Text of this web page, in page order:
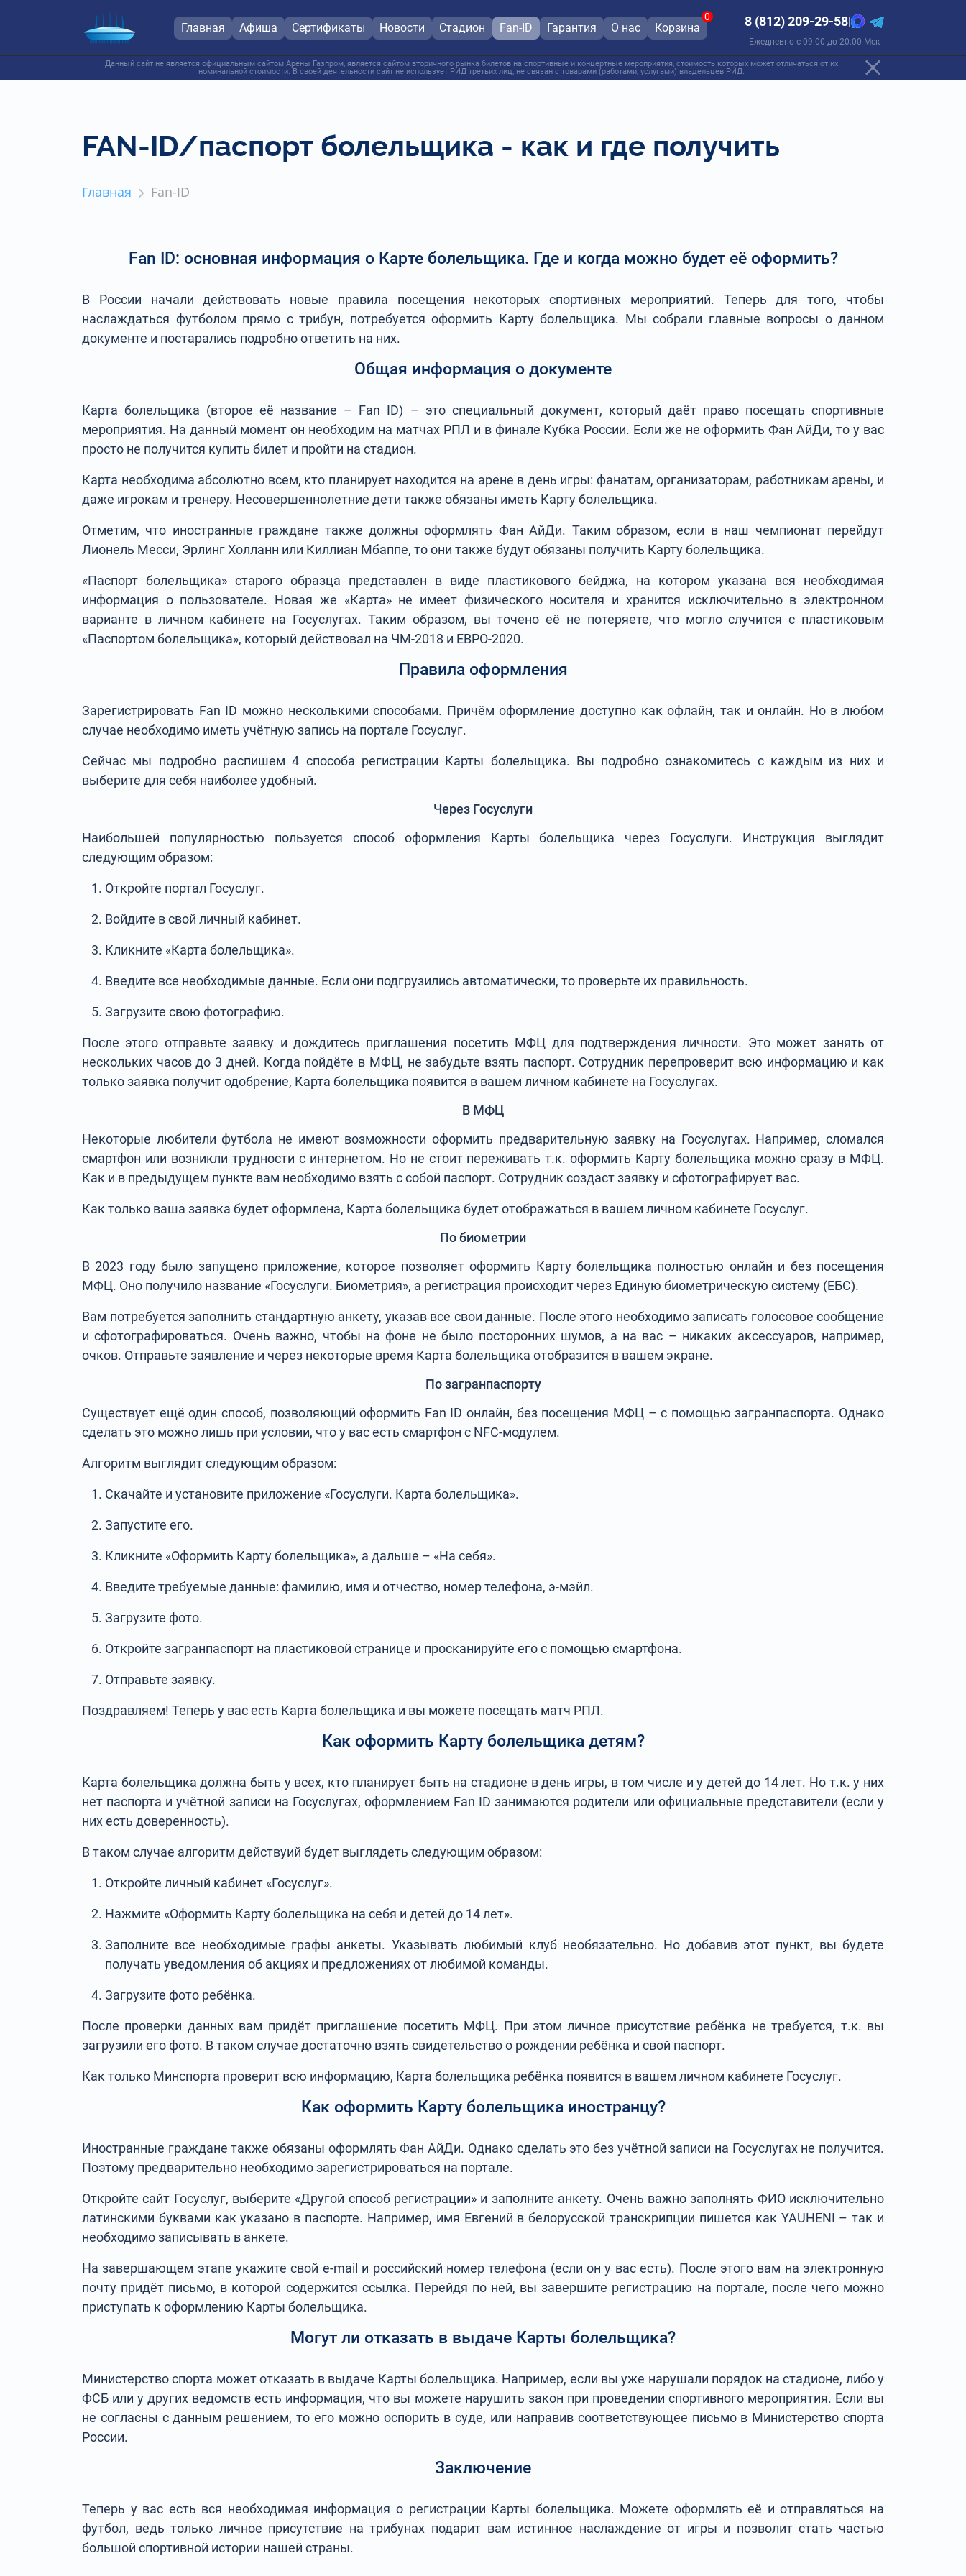
Главная Афиша Сертификаты Новости Стадион Fan-ID Гарантия О нас Корзина
0 8 (812) 209-29-58|
Ежедневно с 09:00 до 20:00 Мск
Данный сайт не является официальным сайтом Арены Газпром, является сайтом вторичного рынка билетов на спортивные и концертные мероприятия, стоимость которых может отличаться от их
номинальной стоимости. В своей деятельности сайт не использует РИД третьих лиц, не связан с товарами (работами, услугами) владельцев РИД.
FAN-ID/паспорт болельщика - как и где получить
Главная Fan-ID
Fan ID: основная информация о Карте болельщика. Где и когда можно будет её оформить?
В России начали действовать новые правила посещения некоторых спортивных мероприятий. Теперь для того, чтобы
наслаждаться футболом прямо с трибун, потребуется оформить Карту болельщика. Мы собрали главные вопросы о данном
документе и постарались подробно ответить на них.
Общая информация о документе
Карта болельщика (второе её название – Fan ID) – это специальный документ, который даёт право посещать спортивные
мероприятия. На данный момент он необходим на матчах РПЛ и в финале Кубка России. Если же не оформить Фан АйДи, то у вас
просто не получится купить билет и пройти на стадион.
Карта необходима абсолютно всем, кто планирует находится на арене в день игры: фанатам, организаторам, работникам арены, и
даже игрокам и тренеру. Несовершеннолетние дети также обязаны иметь Карту болельщика.
Отметим, что иностранные граждане также должны оформлять Фан АйДи. Таким образом, если в наш чемпионат перейдут
Лионель Месси, Эрлинг Холланн или Киллиан Мбаппе, то они также будут обязаны получить Карту болельщика.
«Паспорт болельщика» старого образца представлен в виде пластикового бейджа, на котором указана вся необходимая
информация о пользователе. Новая же «Карта» не имеет физического носителя и хранится исключительно в электронном
варианте в личном кабинете на Госуслугах. Таким образом, вы точено её не потеряете, что могло случится с пластиковым
«Паспортом болельщика», который действовал на ЧМ-2018 и ЕВРО-2020.
Правила оформления
Зарегистрировать Fan ID можно несколькими способами. Причём оформление доступно как офлайн, так и онлайн. Но в любом
случае необходимо иметь учётную запись на портале Госуслуг.
Сейчас мы подробно распишем 4 способа регистрации Карты болельщика. Вы подробно ознакомитесь с каждым из них и
выберите для себя наиболее удобный.
Через Госуслуги
Наибольшей популярностью пользуется способ оформления Карты болельщика через Госуслуги. Инструкция выглядит
следующим образом:
Откройте портал Госуслуг.
Войдите в свой личный кабинет.
Кликните «Карта болельщика».
Введите все необходимые данные. Если они подгрузились автоматически, то проверьте их правильность.
Загрузите свою фотографию.
После этого отправьте заявку и дождитесь приглашения посетить МФЦ для подтверждения личности. Это может занять от
нескольких часов до 3 дней. Когда пойдёте в МФЦ, не забудьте взять паспорт. Сотрудник перепроверит всю информацию и как
только заявка получит одобрение, Карта болельщика появится в вашем личном кабинете на Госуслугах.
В МФЦ
Некоторые любители футбола не имеют возможности оформить предварительную заявку на Госуслугах. Например, сломался
смартфон или возникли трудности с интернетом. Но не стоит переживать т.к. оформить Карту болельщика можно сразу в МФЦ.
Как и в предыдущем пункте вам необходимо взять с собой паспорт. Сотрудник создаст заявку и сфотографирует вас.
Как только ваша заявка будет оформлена, Карта болельщика будет отображаться в вашем личном кабинете Госуслуг.
По биометрии
В 2023 году было запущено приложение, которое позволяет оформить Карту болельщика полностью онлайн и без посещения
МФЦ. Оно получило название «Госуслуги. Биометрия», а регистрация происходит через Единую биометрическую систему (ЕБС).
Вам потребуется заполнить стандартную анкету, указав все свои данные. После этого необходимо записать голосовое сообщение
и сфотографироваться. Очень важно, чтобы на фоне не было посторонних шумов, а на вас – никаких аксессуаров, например,
очков. Отправьте заявление и через некоторые время Карта болельщика отобразится в вашем экране.
По загранпаспорту
Существует ещё один способ, позволяющий оформить Fan ID онлайн, без посещения МФЦ – с помощью загранпаспорта. Однако
сделать это можно лишь при условии, что у вас есть смартфон с NFC-модулем.
Алгоритм выглядит следующим образом:
Скачайте и установите приложение «Госуслуги. Карта болельщика».
Запустите его.
Кликните «Оформить Карту болельщика», а дальше – «На себя».
Введите требуемые данные: фамилию, имя и отчество, номер телефона, э-мэйл.
Загрузите фото.
Откройте загранпаспорт на пластиковой странице и просканируйте его с помощью смартфона.
Отправьте заявку.
Поздравляем! Теперь у вас есть Карта болельщика и вы можете посещать матч РПЛ.
Как оформить Карту болельщика детям?
Карта болельщика должна быть у всех, кто планирует быть на стадионе в день игры, в том числе и у детей до 14 лет. Но т.к. у них
нет паспорта и учётной записи на Госуслугах, оформлением Fan ID занимаются родители или официальные представители (если у
них есть доверенность).
В таком случае алгоритм действуий будет выглядеть следующим образом:
Откройте личный кабинет «Госуслуг».
Нажмите «Оформить Карту болельщика на себя и детей до 14 лет».
Заполните все необходимые графы анкеты. Указывать любимый клуб необязательно. Но добавив этот пункт, вы будете
получать уведомления об акциях и предложениях от любимой команды.
Загрузите фото ребёнка.
После проверки данных вам придёт приглашение посетить МФЦ. При этом личное присутствие ребёнка не требуется, т.к. вы
загрузили его фото. В таком случае достаточно взять свидетельство о рождении ребёнка и свой паспорт.
Как только Минспорта проверит всю информацию, Карта болельщика ребёнка появится в вашем личном кабинете Госуслуг.
Как оформить Карту болельщика иностранцу?
Иностранные граждане также обязаны оформлять Фан АйДи. Однако сделать это без учётной записи на Госуслугах не получится.
Поэтому предварительно необходимо зарегистрироваться на портале.
Откройте сайт Госуслуг, выберите «Другой способ регистрации» и заполните анкету. Очень важно заполнять ФИО исключительно
латинскими буквами как указано в паспорте. Например, имя Евгений в белорусской транскрипции пишется как YAUHENI – так и
необходимо записывать в анкете.
На завершающем этапе укажите свой e-mail и российский номер телефона (если он у вас есть). После этого вам на электронную
почту придёт письмо, в которой содержится ссылка. Перейдя по ней, вы завершите регистрацию на портале, после чего можно
приступать к оформлению Карты болельщика.
Могут ли отказать в выдаче Карты болельщика?
Министерство спорта может отказать в выдаче Карты болельщика. Например, если вы уже нарушали порядок на стадионе, либо у
ФСБ или у других ведомств есть информация, что вы можете нарушить закон при проведении спортивного мероприятия. Если вы
не согласны с данным решением, то его можно оспорить в суде, или направив соответствующее письмо в Министерство спорта
России.
Заключение
Теперь у вас есть вся необходимая информация о регистрации Карты болельщика. Можете оформлять её и отправляться на
футбол, ведь только личное присутствие на трибунах подарит вам истинное наслаждение от игры и позволит стать частью
большой спортивной истории нашей страны.